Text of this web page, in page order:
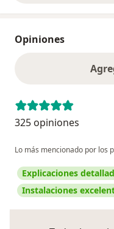
Opiniones
325 opiniones
Lo más mencionado por los
Explicaciones
Instalaciones